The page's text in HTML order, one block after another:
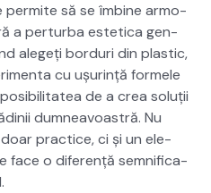
per­mite să se îmbine armo­
a per­tur­ba estet­i­ca gen­
alegeți bor­duri din plas­tic,
cu ușur­ință formele
de a crea soluții
dum­neav­oas­tră. Nu
prac­tice, ci și un ele­
face o difer­ență sem­ni­fica­